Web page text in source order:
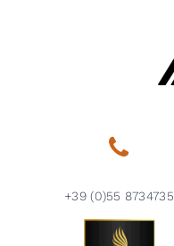
+39 (0)55 8734735